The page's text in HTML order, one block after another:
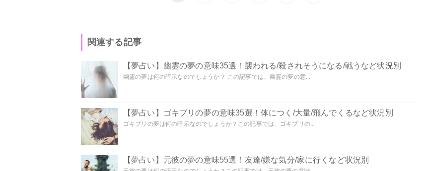
関連する記事
【夢占い】幽霊の夢の意味35選！襲われる/殺されそうになる/戦うなど状況別
幽霊の夢は何の暗示なのでしょうか？ この記事では、幽霊の夢の意...
【夢占い】ゴキブリの夢の意味35選！体につく/大量/飛んでくるなど状況別
ゴキブリの夢は何の暗示なのでしょうか？この記事では、ゴキブリの...
【夢占い】元彼の夢の意味55選！友達/嫌な気分/家に行くなど状況別